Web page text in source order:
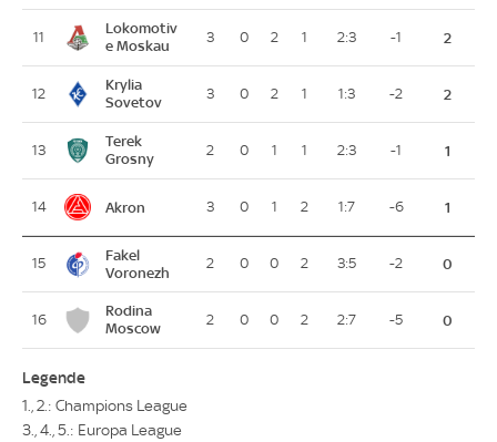
11
Lokomotiv
e Moskau
3 0 2 1 2:3 -1 2
12
Krylia
Sovetov
3 0 2 1 1:3 -2 2
13
Terek
Grosny
2 0 1 1 2:3 -1 1
14 Akron 3 0 1 2 1:7 -6 1
15
Fakel
Voronezh
2 0 0 2 3:5 -2 0
16
Rodina
Moscow
2 0 0 2 2:7 -5 0
Legende
1., 2.: Champions League
3., 4., 5.: Europa League